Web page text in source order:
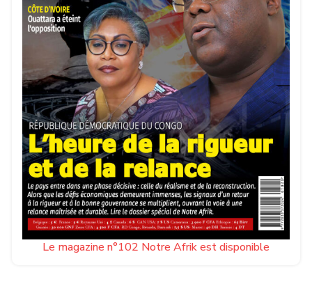
Le magazine n°102 Notre Afrik est disponible